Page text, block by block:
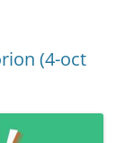
(4-oct